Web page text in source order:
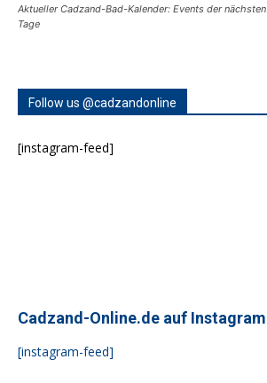
Aktueller Cadzand-Bad-Kalender: Events der nächsten
Tage
Follow us @cadzandonline
[instagram-feed]
Cadzand-Online.de auf Instagram
[instagram-feed]